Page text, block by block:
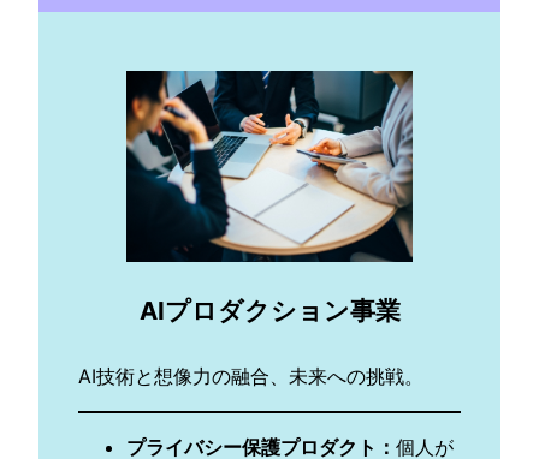
AIプロダクション事業
AI技術と想像力の融合、未来への挑戦。
プライバシー保護プロダクト ： 個人が